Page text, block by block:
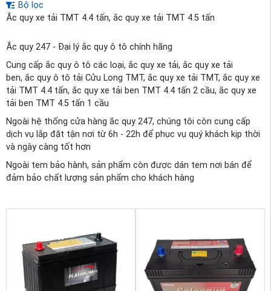
Bộ lọc
Ắc quy xe tải TMT 4.4 tấn, ắc quy xe tải TMT 4.5 tấn
Ắc quy 247 - Đại lý ắc quy ô tô chính hãng
Cung cấp ắc quy ô tô các loại, ắc quy xe tải, ắc quy xe tải
ben, ắc quy ô tô tải Cửu Long TMT, ắc quy xe tải TMT, ắc quy xe
tải TMT 4.4 tấn, ắc quy xe tải ben TMT 4.4 tấn 2 cầu, ắc quy xe
tải ben TMT 4.5 tấn 1 cầu
Ngoài hệ thống cửa hàng ắc quy 247, chúng tôi còn cung cấp
dịch vụ lắp đặt tận nơi từ 6h - 22h để phục vụ quý khách kịp thời
và ngày càng tốt hơn
Ngoài tem bảo hành, sản phẩm còn được dán tem nơi bán để
đảm bảo chất lượng sản phẩm cho khách hàng